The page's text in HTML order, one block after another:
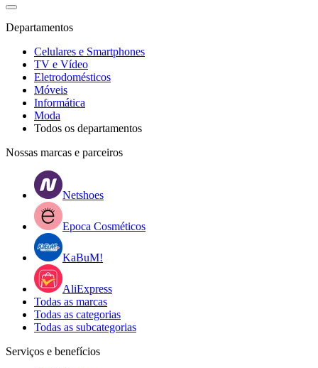
Departamentos
Celulares e Smartphones
TV e Vídeo
Eletrodomésticos
Móveis
Informática
Moda
Todos os departamentos
Nossas marcas e parceiros
Netshoes
Epoca Cosméticos
KaBuM!
AliExpress
Todas as marcas
Todas as categorias
Todas as subcategorias
Serviços e benefícios